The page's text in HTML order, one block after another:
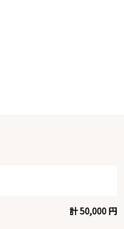
計 50,000 円